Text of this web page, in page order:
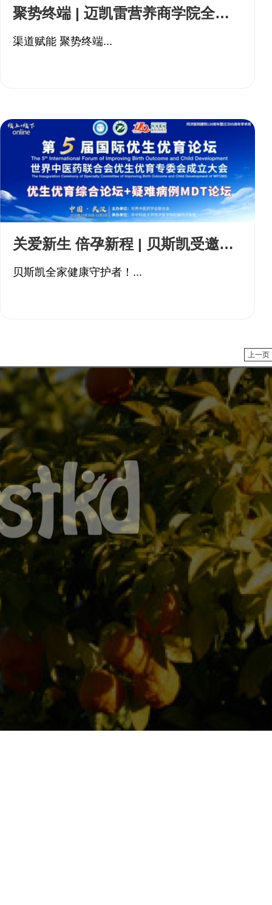
聚势终端 | 迈凯雷营养商学院全国巡回医学培训会江西站圆满收官
渠道赋能 聚势终端...
关爱新生 倍孕新程 | 贝斯凯受邀参加国际优生优育论坛 开启家庭健康管理模式
贝斯凯全家健康守护者！...
上一页